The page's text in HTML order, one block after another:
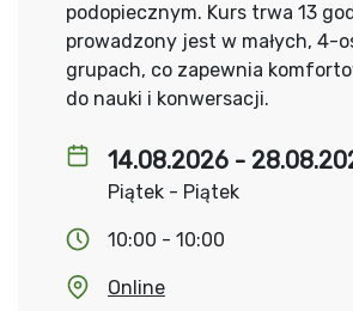
14.08.2026 -
Piątek - Piątek
10:00 - 10:00
Online
podopiecznym. Kurs trwa 13
prowadzony jest w małych, 4-
grupach, co zapewnia
do nauki i konwersacji.